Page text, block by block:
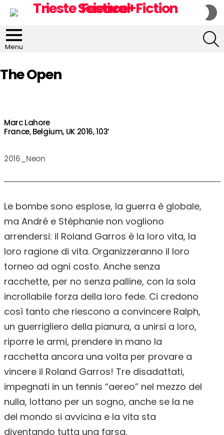
Menu
The Open
Marc Lahore
France, Belgium, UK 2016, 103’
2016_Neon
Le bombe sono esplose, la guerra è globale,
ma André e Stéphanie non vogliono
arrendersi: il Roland Garros è la loro vita, la
loro ragione di vita. Organizzeranno il loro
torneo ad ogni costo. Anche senza
racchette, per no senza palline, con la sola
incrollabile forza della loro fede. Ci credono
così tanto che riescono a convincere Ralph,
un guerrigliero della pianura, a unirsi a loro,
riporre le armi, prendere in mano la
racchetta ancora una volta per provare a
vincere il Roland Garros! Tre disadattati,
impegnati in un tennis “aereo” nel mezzo del
nulla, lottano per un sogno, anche se la ne
del mondo si avvicina e la vita sta
diventando tutta una farsa.